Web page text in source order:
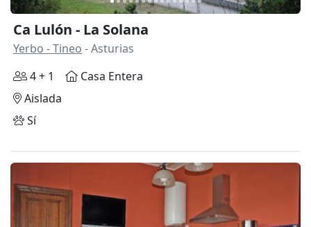
Ca Lulón - La Solana
Yerbo - Tineo - Asturias
4 + 1
Casa Entera
Aislada
Sí